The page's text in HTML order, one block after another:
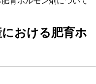
おける肥育ホ